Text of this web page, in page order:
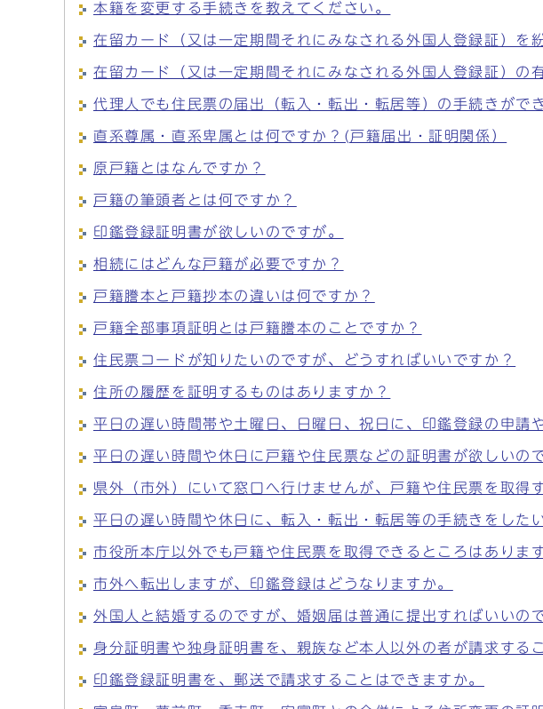
本籍を変更する手続きを教えてください。
在留カード（又は一定期間それにみなされる外国人登録証）を
在留カード（又は一定期間それにみなされる外国人登録証）の
代理人でも住民票の届出（転入・転出・転居等）の手続きがで
直系尊属・直系卑属とは何ですか？(戸籍届出・証明関係）
原戸籍とはなんですか？
戸籍の筆頭者とは何ですか？
印鑑登録証明書が欲しいのですが。
相続にはどんな戸籍が必要ですか？
戸籍謄本と戸籍抄本の違いは何ですか？
戸籍全部事項証明とは戸籍謄本のことですか？
住民票コードが知りたいのですが、どうすればいいですか？
住所の履歴を証明するものはありますか？
平日の遅い時間帯や土曜日、日曜日、祝日に、印鑑登録の申請
平日の遅い時間や休日に戸籍や住民票などの証明書が欲しいの
県外（市外）にいて窓口へ行けませんが、戸籍や住民票を取得
平日の遅い時間や休日に、転入・転出・転居等の手続きをした
市役所本庁以外でも戸籍や住民票を取得できるところはありま
市外へ転出しますが、印鑑登録はどうなりますか。
外国人と結婚するのですが、婚姻届は普通に提出すればいいの
身分証明書や独身証明書を、親族など本人以外の者が請求する
印鑑登録証明書を、郵送で請求することはできますか。